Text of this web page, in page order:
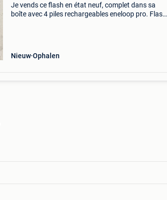
Je vends ce flash en état neuf, complet dans sa
boîte avec 4 piles rechargeables eneloop pro. Flash
Nieuw Ophalen